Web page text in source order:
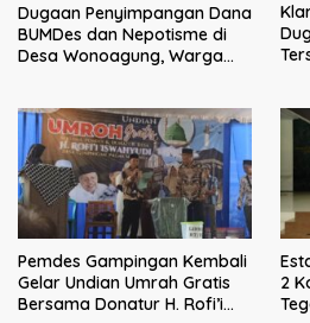
Dugaan Penyimpangan Dana
BUMDes dan Nepotisme di
Desa Wonoagung, Warga
Pemdes Gampingan Kembali
Gelar Undian Umrah Gratis
Bersama Donatur H. Rofi’i
2